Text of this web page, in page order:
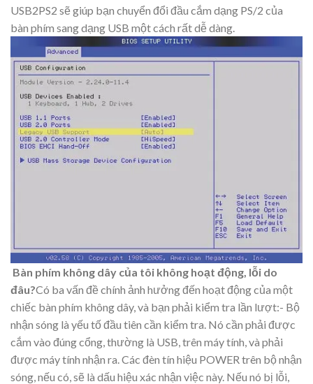
USB2PS2 sẽ giúp bạn chuyển đổi đầu cắm dạng PS/2 của
bàn phím sang dạng USB một cách rất dễ dàng.
Bàn phím không dây của tôi không hoạt động, lỗi do
đâu?Có ba vấn đề chính ảnh hưởng đến hoạt động của một
chiếc bàn phím không dây, và bạn phải kiểm tra lần lượt:- Bộ
nhận sóng là yếu tố đầu tiên cần kiểm tra. Nó cần phải được
cắm vào đúng cổng, thường là USB, trên máy tính, và phải
được máy tính nhận ra. Các đèn tín hiệu POWER trên bộ nhận
sóng, nếu có, sẽ là dấu hiệu xác nhận việc này. Nếu nó bị lỗi,